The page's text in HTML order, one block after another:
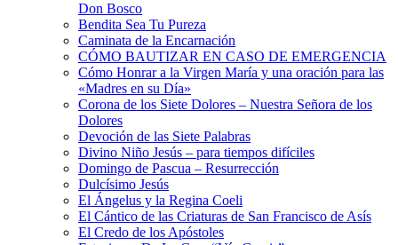
Don Bosco
Bendita Sea Tu Pureza
Caminata de la Encarnación
CÓMO BAUTIZAR EN CASO DE EMERGENCIA
Cómo Honrar a la Virgen María y una oración para las
«Madres en su Día»
Corona de los Siete Dolores – Nuestra Señora de los
Dolores
Devoción de las Siete Palabras
Divino Niño Jesús – para tiempos difíciles
Domingo de Pascua – Resurrección
Dulcísimo Jesús
El Ángelus y la Regina Coeli
El Cántico de las Criaturas de San Francisco de Asís
El Credo de los Apóstoles